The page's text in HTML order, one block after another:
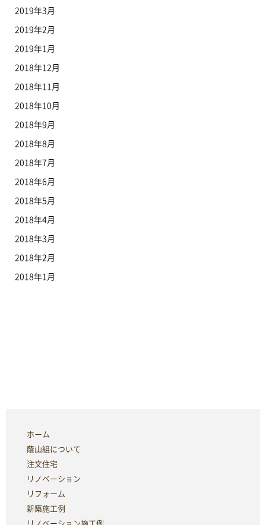
2019年3月
2019年2月
2019年1月
2018年12月
2018年11月
2018年10月
2018年9月
2018年8月
2018年7月
2018年6月
2018年5月
2018年4月
2018年3月
2018年2月
2018年1月
ホーム
蔭山組について
注文住宅
リノベーション
リフォーム
新築施工例